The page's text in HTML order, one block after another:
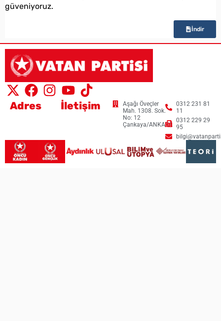
güveniyoruz.
İndir
Adres
Aşağı Öveçler
Mah. 1308. Sok.
No: 12
Çankaya/ANKARA
İletişim
0312 231 81
11
0312 229 29
95